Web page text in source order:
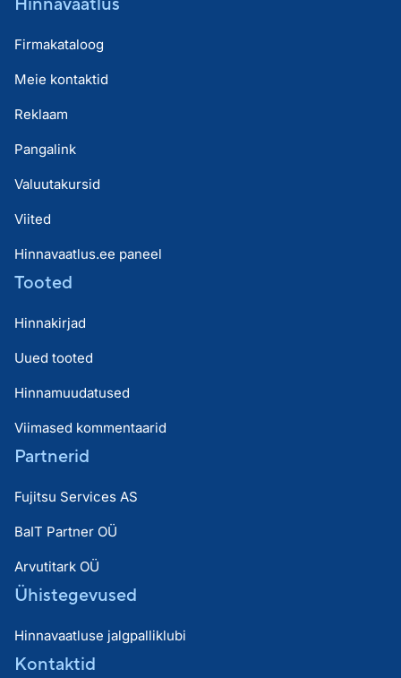
Firmakataloog
Meie kontaktid
Reklaam
Pangalink
Valuutakursid
Viited
Hinnavaatlus.ee paneel
Tooted
Hinnakirjad
Uued tooted
Hinnamuudatused
Viimased kommentaarid
Partnerid
Fujitsu Services AS
BaIT Partner OÜ
Arvutitark OÜ
Ühistegevused
Hinnavaatluse jalgpalliklubi
Kontaktid